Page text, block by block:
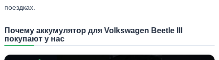
поездках.
Почему аккумулятор для Volkswagen Beetle III
покупают у нас